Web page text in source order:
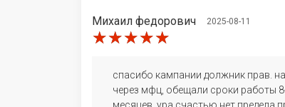
Михаил федорович​ 2025-08-11
★★★★★
★★★★★
★★★★★
спасибо кампании должник прав.
через мфц, обещали сроки работы